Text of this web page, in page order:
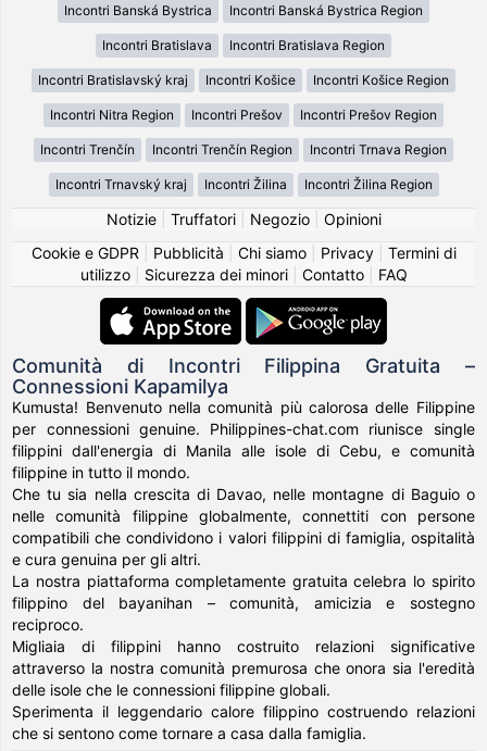
Incontri Banská Bystrica Incontri Banská Bystrica Region
Incontri Bratislava Incontri Bratislava Region
Incontri Bratislavský kraj Incontri Košice Incontri Košice Region
Incontri Nitra Region Incontri Prešov Incontri Prešov Region
Incontri Trenčín Incontri Trenčín Region Incontri Trnava Region
Incontri Trnavský kraj Incontri Žilina Incontri Žilina Region
Notizie| Truffatori| Negozio| Opinioni
Cookie e GDPR
Pubblicità Chi siamo| Privacy| Termini di
utilizzo| Sicurezza dei minori| Contatto| FAQ
Comunità di Incontri Filippina Gratuita –
Connessioni Kapamilya
Kumusta! Benvenuto nella comunità più calorosa delle Filippine
per connessioni genuine. Philippines-chat.com riunisce single
filippini dall'energia di Manila alle isole di Cebu, e comunità
filippine in tutto il mondo.
Che tu sia nella crescita di Davao, nelle montagne di Baguio o
nelle comunità filippine globalmente, connettiti con persone
compatibili che condividono i valori filippini di famiglia, ospitalità
e cura genuina per gli altri.
La nostra piattaforma completamente gratuita celebra lo spirito
filippino del bayanihan – comunità, amicizia e sostegno
reciproco.
Migliaia di filippini hanno costruito relazioni significative
attraverso la nostra comunità premurosa che onora sia l'eredità
delle isole che le connessioni filippine globali.
Sperimenta il leggendario calore filippino costruendo relazioni
che si sentono come tornare a casa dalla famiglia.